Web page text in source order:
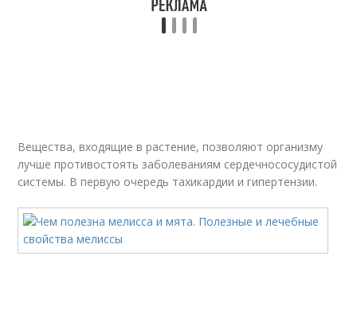
Вещества, входящие в растение, позволяют организму
лучше противостоять заболеваниям сердечнососудистой
системы. В первую очередь тахикардии и гипертензии.